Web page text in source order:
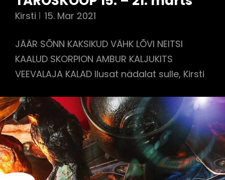
Kirsti 15. Mar 2021
JÄÄR SÕNN KAKSIKUD VÄHK LÕVI NEITSI
KAALUD SKORPION AMBUR KALJUKITS
VEEVALAJA KALAD Ilusat nädalat sulle, Kirsti